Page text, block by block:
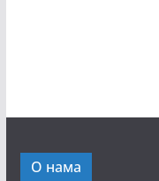
О нама